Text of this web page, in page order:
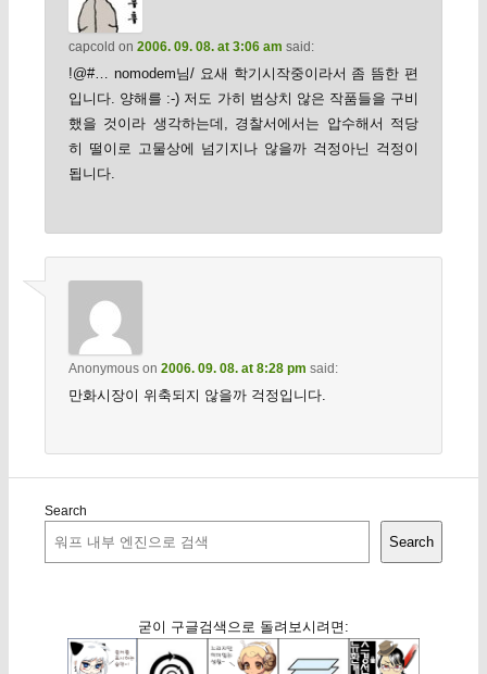
capcold on 2006. 09. 08. at 3:06 am said:
!@#… nomodem님/ 요새 학기시작중이라서 좀 뜸한 편
입니다. 양해를 :-) 저도 가히 범상치 않은 작품들을 구비
했을 것이라 생각하는데, 경찰서에서는 압수해서 적당
히 떨이로 고물상에 넘기지나 않을까 걱정아닌 걱정이
됩니다.
Anonymouson 2006. 09. 08. at 8:28 pm said:
만화시장이 위축되지 않을까 걱정입니다.
Search
Search
굳이 구글검색으로 돌려보시려면: